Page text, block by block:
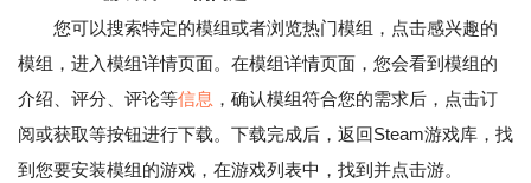
您可以搜索特定的模组或者浏览热门模组，点击感兴趣的
模组，进入模组详情页面。在模组详情页面，您会看到模组的
介绍、评分、评论等信息 ，确认模组符合您的需求后，点击订
阅或获取等按钮进行下载。下载完成后，返回Steam游戏库，找
到您要安装模组的游戏，在游戏列表中，找到并点击游。